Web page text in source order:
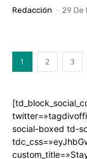
Redacción - 29 De
1 2 3
social-boxed td-